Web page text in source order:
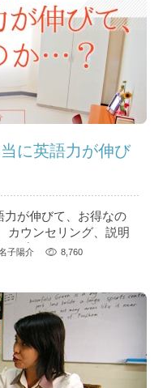
に英語力が伸び
力が伸びて、お得なの
カウンセリング、説明
プ、LINE、オンライ
万人の留学生の中で、
留学しており、渡航者
子陽介 8,760